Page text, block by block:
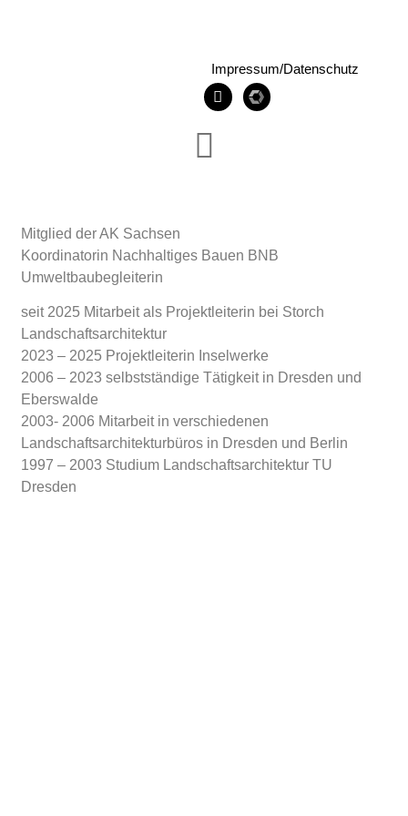
Impressum/Datenschutz
Mitglied der AK Sachsen
Koordinatorin Nachhaltiges Bauen BNB
Umweltbaubegleiterin
seit 2025 Mitarbeit als Projektleiterin bei Storch
Landschaftsarchitektur
2023 – 2025 Projektleiterin Inselwerke
2006 – 2023 selbstständige Tätigkeit in Dresden und
Eberswalde
2003- 2006 Mitarbeit in verschiedenen
Landschaftsarchitekturbüros in Dresden und Berlin
1997 – 2003 Studium Landschaftsarchitektur TU
Dresden